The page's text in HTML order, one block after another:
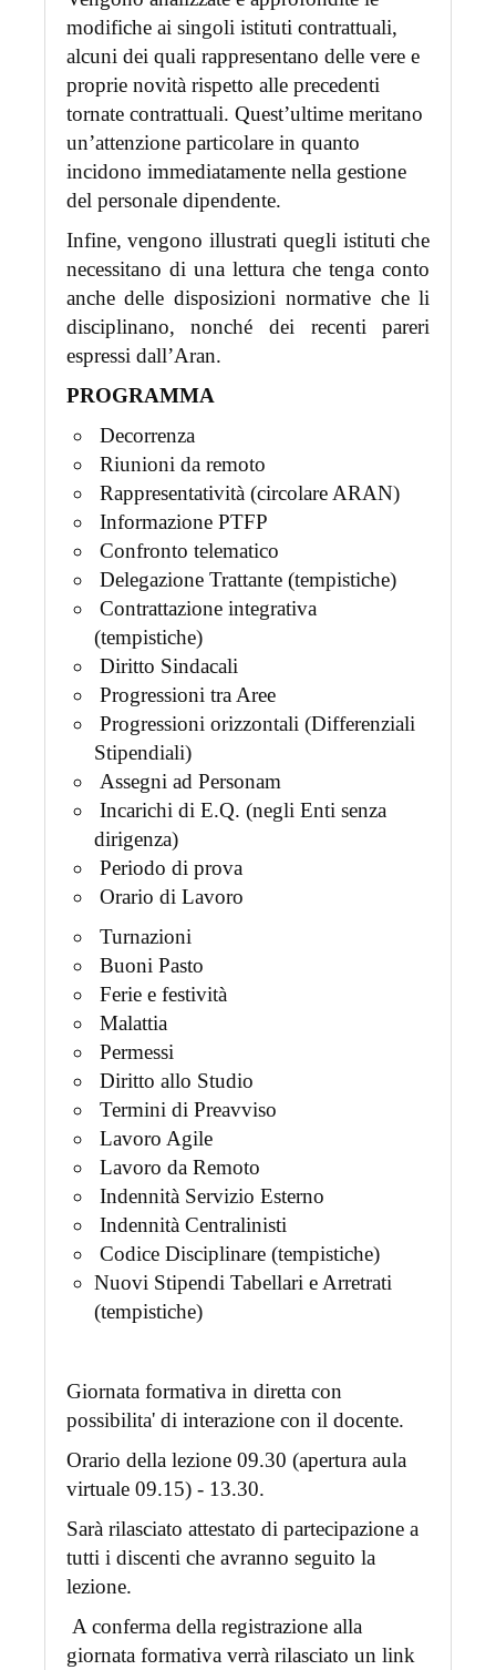
modifiche ai singoli istituti contrattuali,
alcuni dei quali rappresentano delle vere e
proprie novità rispetto alle precedenti
tornate contrattuali. Quest’ultime meritano
un’attenzione particolare in quanto
incidono immediatamente nella gestione
del personale dipendente.
Infine, vengono illustrati quegli istituti che
necessitano di una lettura che tenga conto
anche delle disposizioni normative che li
disciplinano, nonché dei recenti pareri
espressi dall’Aran.
PROGRAMMA
Decorrenza
Riunioni da remoto
Rappresentatività (circolare ARAN)
Informazione PTFP
Confronto telematico
Delegazione Trattante (tempistiche)
Contrattazione integrativa
(tempistiche)
Diritto Sindacali
Progressioni tra Aree
Progressioni orizzontali (Differenziali
Stipendiali)
Assegni ad Personam
Incarichi di E.Q. (negli Enti senza
dirigenza)
Periodo di prova
Orario di Lavoro
Turnazioni
Buoni Pasto
Ferie e festività
Malattia
Permessi
Diritto allo Studio
Termini di Preavviso
Lavoro Agile
Lavoro da Remoto
Indennità Servizio Esterno
Indennità Centralinisti
Codice Disciplinare (tempistiche)
Nuovi Stipendi Tabellari e Arretrati
(tempistiche)
Giornata formativa in diretta con
possibilita' di interazione con il docente.
Orario della lezione 09.30 (apertura aula
virtuale 09.15) - 13.30.
Sarà rilasciato attestato di partecipazione a
tutti i discenti che avranno seguito la
lezione.
A conferma della registrazione alla
giornata formativa verrà rilasciato un link